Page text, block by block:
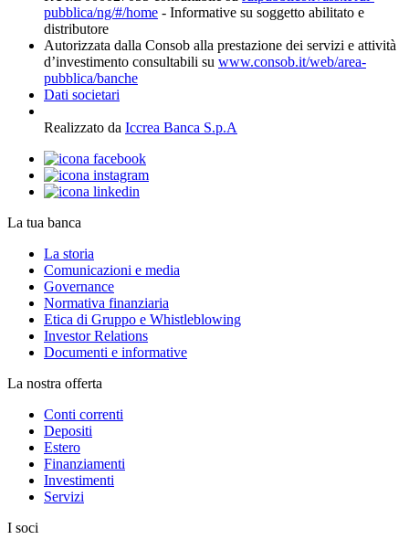
pubblica/ng/#/home - Informative su soggetto abilitato e
distributore
Autorizzata dalla Consob alla prestazione dei servizi e attività
d’investimento consultabili su www.consob.it/web/area-
pubblica/banche
Dati societari
Realizzato da Iccrea Banca S.p.A
La tua banca
La storia
Comunicazioni e media
Governance
Normativa finanziaria
Etica di Gruppo e Whistleblowing
Investor Relations
Documenti e informative
La nostra offerta
Conti correnti
Depositi
Estero
Finanziamenti
Investimenti
Servizi
I soci